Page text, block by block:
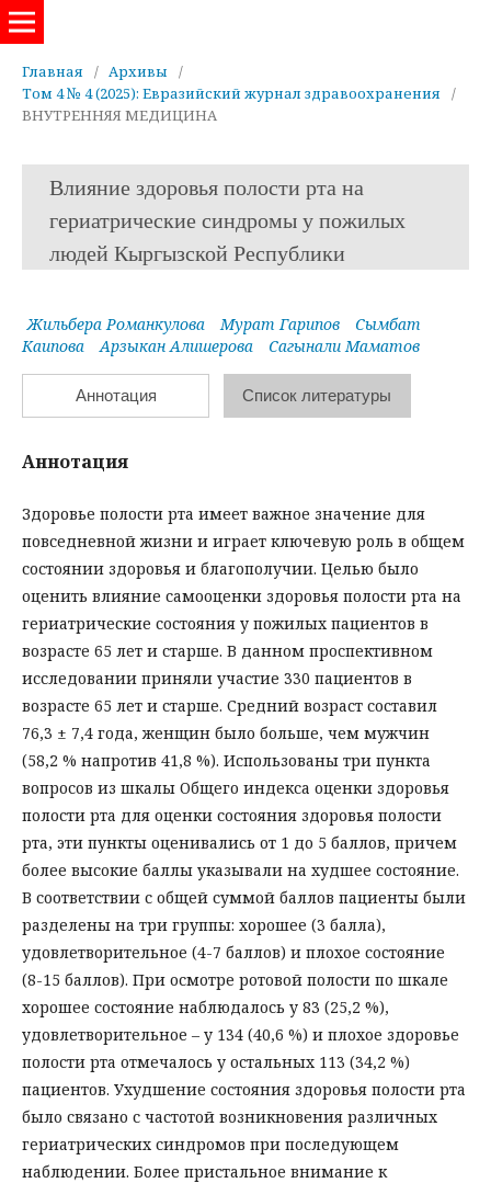
Главная / Архивы
/
Том 4 № 4 (2025): Евразийский журнал здравоохранения
/
ВНУТРЕННЯЯ МЕДИЦИНА
Влияние здоровья полости рта на
гериатрические синдромы у пожилых
людей Кыргызской Республики
Жильбера Романкулова Мурат Гарипов
Сымбат
Каипова
Арзыкан Алишерова Сагынали Маматов
Аннотация Список литературы
Аннотация
Здоровье полости рта имеет важное значение для
повседневной жизни и играет ключевую роль в общем
состоянии здоровья и благополучии. Целью было
оценить влияние самооценки здоровья полости рта на
гериатрические состояния у пожилых пациентов в
возрасте 65 лет и старше. В данном проспективном
исследовании приняли участие 330 пациентов в
возрасте 65 лет и старше. Средний возраст составил
76,3 ± 7,4 года, женщин было больше, чем мужчин
(58,2 % напротив 41,8 %). Использованы три пункта
вопросов из шкалы Общего индекса оценки здоровья
полости рта для оценки состояния здоровья полости
рта, эти пункты оценивались от 1 до 5 баллов, причем
более высокие баллы указывали на худшее состояние.
В соответствии с общей суммой баллов пациенты были
разделены на три группы: хорошее (3 балла),
удовлетворительное (4-7 баллов) и плохое состояние
(8-15 баллов). При осмотре ротовой полости по шкале
хорошее состояние наблюдалось у 83 (25,2 %),
удовлетворительное – у 134 (40,6 %) и плохое здоровье
полости рта отмечалось у остальных 113 (34,2 %)
пациентов. Ухудшение состояния здоровья полости рта
было связано с частотой возникновения различных
гериатрических синдромов при последующем
наблюдении. Более пристальное внимание к